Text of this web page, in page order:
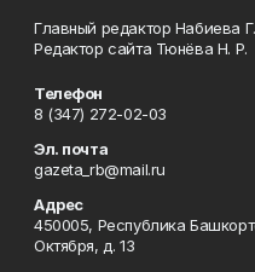
Главный редактор Набиева
Редактор сайта Тюнёва Н. Р.
Телефон
8 (347) 272-02-03
Эл. почта
gazeta_rb@mail.ru
Адрес
450005, Республика
Октября, д. 13